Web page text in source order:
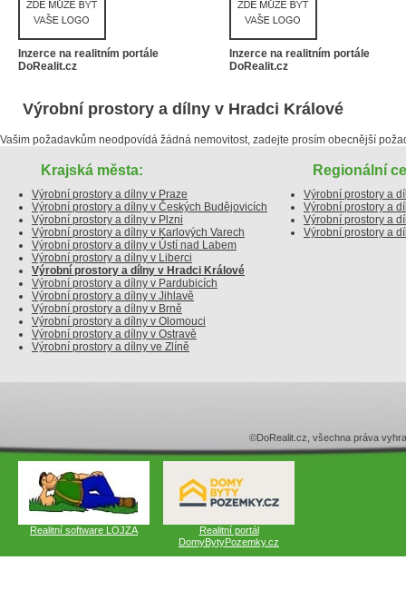
Inzerce na realitním portále
DoRealit.cz
Inzerce na realitním portále
DoRealit.cz
Výrobní prostory a dílny v Hradci Králové
Vašim požadavkům neodpovídá žádná nemovitost, zadejte prosím obecnější
Krajská města:
Výrobní prostory a dílny v Praze
Výrobní prostory a dílny v Českých Budějovicích
Výrobní prostory a dílny v Plzni
Výrobní prostory a dílny v Karlových Varech
Výrobní prostory a dílny v Ústí nad Labem
Výrobní prostory a dílny v Liberci
Výrobní prostory a dílny v Hradci Králové
Výrobní prostory a dílny v Pardubicích
Výrobní prostory a dílny v Jihlavě
Výrobní prostory a dílny v Brně
Výrobní prostory a dílny v Olomouci
Výrobní prostory a dílny v Ostravě
Výrobní prostory a dílny ve Zlíně
Regionální
Výrobní prostory a
Výrobní prostory a
Výrobní prostory a
Výrobní prostory a
©DoRealit.cz, všechna práva
Realitní software LOJZA
Realitní portál
DomyBytyPozemky.cz